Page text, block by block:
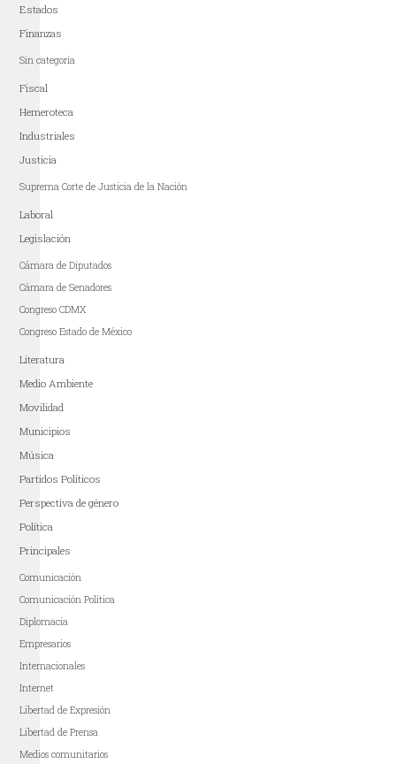
Estados
Finanzas
Sin categoría
Fiscal
Hemeroteca
Industriales
Justicia
Suprema Corte de Justicia de la Nación
Laboral
Legislación
Cámara de Diputados
Cámara de Senadores
Congreso CDMX
Congreso Estado de México
Literatura
Medio Ambiente
Movilidad
Municipios
Música
Partidos Políticos
Perspectiva de género
Política
Principales
Comunicación
Comunicación Política
Diplomacia
Empresarios
Internacionales
Internet
Libertad de Expresión
Libertad de Prensa
Medios comunitarios